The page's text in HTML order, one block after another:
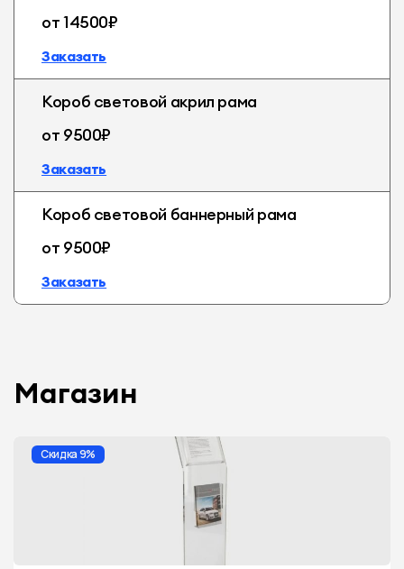
от 14500₽
Заказать
Короб световой акрил рама
от 9500₽
Заказать
Короб световой баннерный рама
от 9500₽
Заказать
Магазин
Скидка 9%